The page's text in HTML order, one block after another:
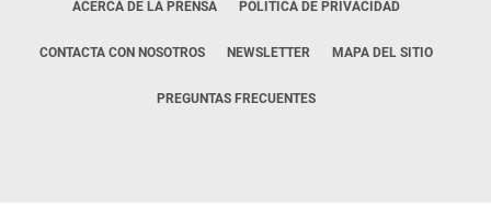
ACERCA DE LA PRENSA POLÍTICA DE PRIVACIDAD
CONTACTA CON NOSOTROS NEWSLETTER MAPA DEL SITIO
PREGUNTAS FRECUENTES